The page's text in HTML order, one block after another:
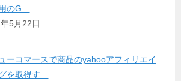
のG…
5月22日
ーコマースで商品のyahooアフィリエイ
を取得す…